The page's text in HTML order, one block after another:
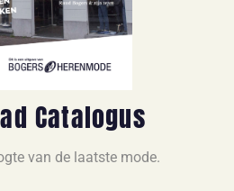
Catalogus
van de laatste mode.